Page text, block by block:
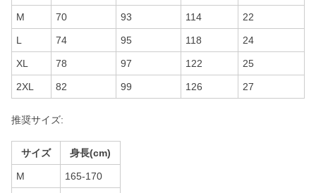
M 70 93 114 22
L 74 95 118 24
XL 78 97 122 25
2XL 82 99 126 27
推奨サイズ:
サイズ 身長(cm)
M 165-170